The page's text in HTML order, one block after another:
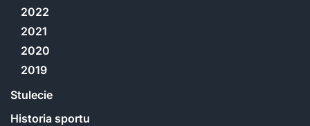
2022
2021
2020
2019
Stulecie
Historia sportu